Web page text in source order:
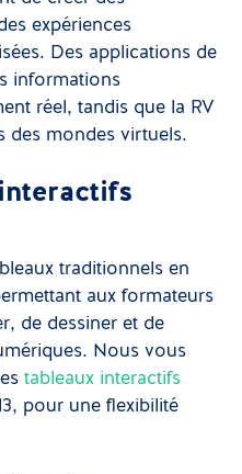
expériences
Des applications de
informations
réel, tandis que la RV
des mondes virtuels.
traditionnels en
aux formateurs
de dessiner et de
Nous vous
tableaux interactifs
pour une flexibilité